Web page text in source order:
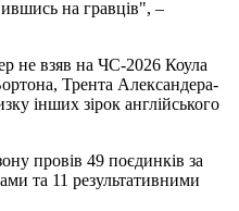
на гравців", –
не взяв на ЧС-2026 Коула
Трента Александера-
інших зірок англійського
провів 49 поєдинків за
та 11 результативними